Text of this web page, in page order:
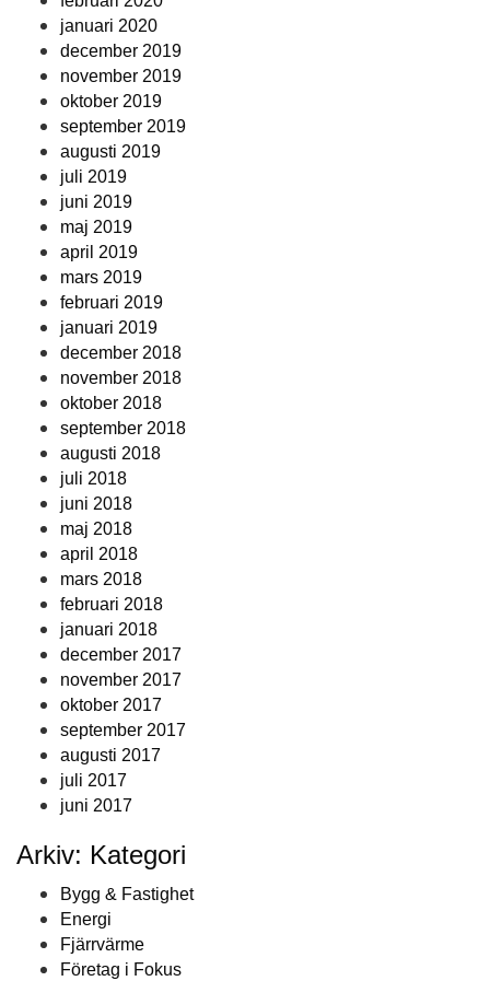
januari 2020
december 2019
november 2019
oktober 2019
september 2019
augusti 2019
juli 2019
juni 2019
maj 2019
april 2019
mars 2019
februari 2019
januari 2019
december 2018
november 2018
oktober 2018
september 2018
augusti 2018
juli 2018
juni 2018
maj 2018
april 2018
mars 2018
februari 2018
januari 2018
december 2017
november 2017
oktober 2017
september 2017
augusti 2017
juli 2017
juni 2017
Arkiv: Kategori
Bygg & Fastighet
Energi
Fjärrvärme
Företag i Fokus